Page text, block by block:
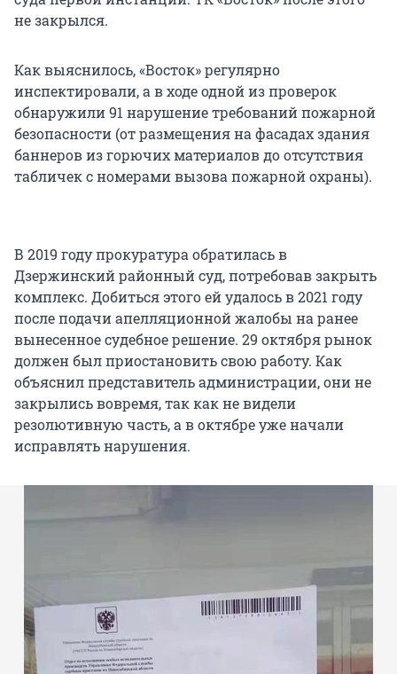
не закрылся.
Как выяснилось, «Восток» регулярно
инспектировали, а в ходе одной из проверок
обнаружили 91 нарушение требований пожарной
безопасности (от размещения на фасадах здания
баннеров из горючих материалов до отсутствия
табличек с номерами вызова пожарной охраны).
В 2019 году прокуратура обратилась в
Дзержинский районный суд, потребовав закрыть
комплекс. Добиться этого ей удалось в 2021 году
после подачи апелляционной жалобы на ранее
вынесенное судебное решение. 29 октября рынок
должен был приостановить свою работу. Как
объяснил представитель администрации, они не
закрылись вовремя, так как не видели
резолютивную часть, а в октябре уже начали
исправлять нарушения.